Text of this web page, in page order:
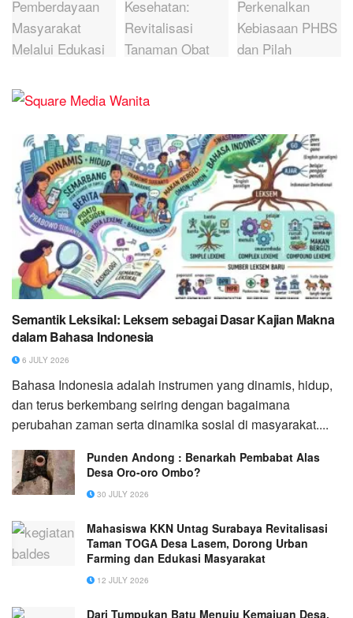
Semantik Leksikal: Leksem sebagai Dasar Kajian Makna
dalam Bahasa Indonesia
6 JULY 2026
Bahasa Indonesia adalah instrumen yang dinamis, hidup,
dan terus berkembang seiring dengan bagaimana
perubahan zaman serta dinamika sosial di masyarakat....
Punden Andong : Benarkah Pembabat Alas
Desa Oro-oro Ombo?
30 JULY 2026
Mahasiswa KKN Untag Surabaya Revitalisasi
Taman TOGA Desa Lasem, Dorong Urban
Farming dan Edukasi Masyarakat
12 JULY 2026
Dari Tumpukan Batu Menuju Kemajuan Desa,